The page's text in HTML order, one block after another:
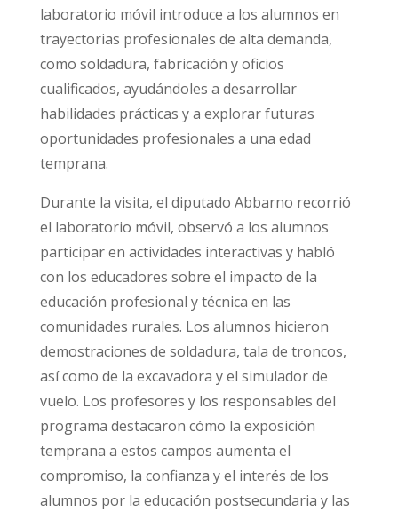
laboratorio móvil introduce a los alumnos en
trayectorias profesionales de alta demanda,
como soldadura, fabricación y oficios
cualificados, ayudándoles a desarrollar
habilidades prácticas y a explorar futuras
oportunidades profesionales a una edad
temprana.
Durante la visita, el diputado Abbarno recorrió
el laboratorio móvil, observó a los alumnos
participar en actividades interactivas y habló
con los educadores sobre el impacto de la
educación profesional y técnica en las
comunidades rurales. Los alumnos hicieron
demostraciones de soldadura, tala de troncos,
así como de la excavadora y el simulador de
vuelo. Los profesores y los responsables del
programa destacaron cómo la exposición
temprana a estos campos aumenta el
compromiso, la confianza y el interés de los
alumnos por la educación postsecundaria y las